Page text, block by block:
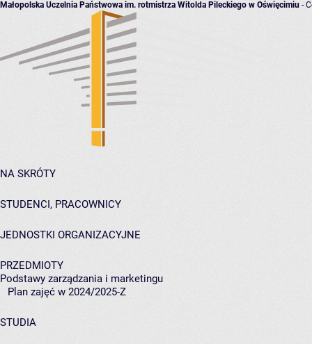
Małopolska Uczelnia Państwowa im. rotmistrza Witolda Pileckiego w Oświęcimiu -
NA SKRÓTY
STUDENCI, PRACOWNICY
JEDNOSTKI ORGANIZACYJNE
PRZEDMIOTY
Podstawy zarządzania i marketingu
Plan zajęć w 2024/2025-Z
STUDIA